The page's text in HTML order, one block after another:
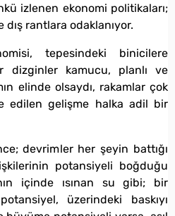
izlenen ekonomi politikaları;
rantlara odaklanıyor.
tepesindeki binicilere
dizginler kamucu, planlı ve
elinde olsaydı, rakamlar çok
edilen gelişme halka adil bir
devrimler her şeyin battığı
potansiyeli boğduğu
içinde ısınan su gibi; bir
üzerindeki baskıyı